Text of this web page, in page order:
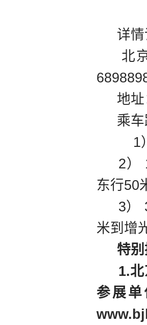
详情
北京
地址
乘车
1）
2）
东行50
3）
米到增
特
1.北
参展